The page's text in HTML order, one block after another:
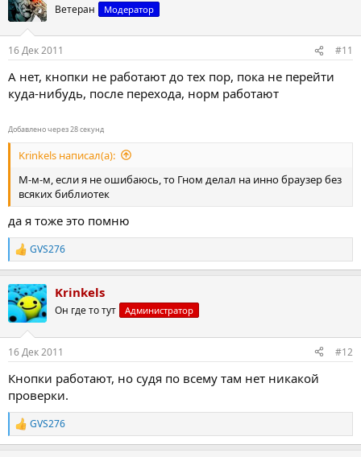
Ветеран Модератор
16 Дек 2011 #11
А нет, кнопки не работают до тех пор, пока не перейти
куда-нибудь, после перехода, норм работают
Добавлено через 28 секунд
Krinkels написал(а):
М-м-м, если я не ошибаюсь, то Гном делал на инно браузер без
всяких библиотек
да я тоже это помню
Р
е
к
ц
и
GVS276
Krinkels
Он где то тут Администратор
16 Дек 2011 #12
Кнопки работают, но судя по всему там нет никакой
проверки.
Р
е
GVS276